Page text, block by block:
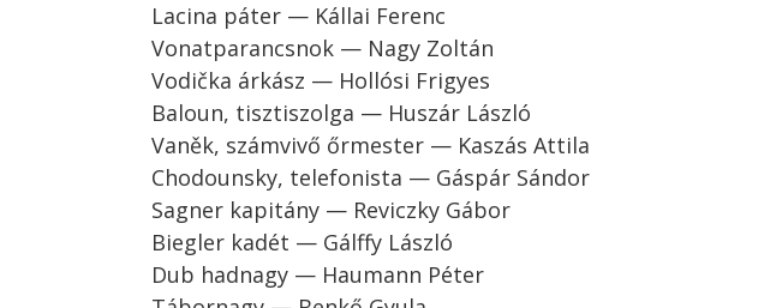
Lacina páter — Kállai Ferenc
Vonatparancsnok — Nagy Zoltán
Vodička árkász — Hollósi Frigyes
Baloun, tisztiszolga — Huszár László
Vaněk, számvivő őrmester — Kaszás Attila
Chodounsky, telefonista — Gáspár Sándor
Sagner kapitány — Reviczky Gábor
Biegler kadét — Gálffy László
Dub hadnagy — Haumann Péter